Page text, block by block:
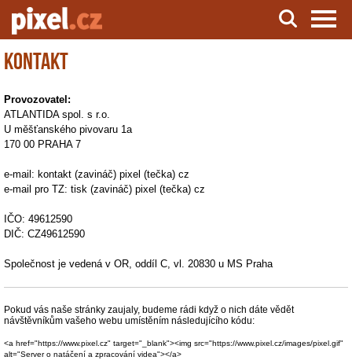
Server o natáčení a zpracování videa
Kontakt
Provozovatel:
ATLANTIDA spol. s r.o.
U měšťanského pivovaru 1a
170 00 PRAHA 7
e-mail: kontakt (zavináč) pixel (tečka) cz
e-mail pro TZ: tisk (zavináč) pixel (tečka) cz
IČO: 49612590
DIČ: CZ49612590
Společnost je vedená v OR, oddíl C, vl. 20830 u MS Praha
Pokud vás naše stránky zaujaly, budeme rádi když o nich dáte vědět
návštěvníkům vašeho webu umístěním následujícího kódu:
<a href="https://www.pixel.cz" target="_blank"><img src="https://www.pixel.cz/images/pixel.gif"
alt="Server o natáčení a zpracování videa"></a>